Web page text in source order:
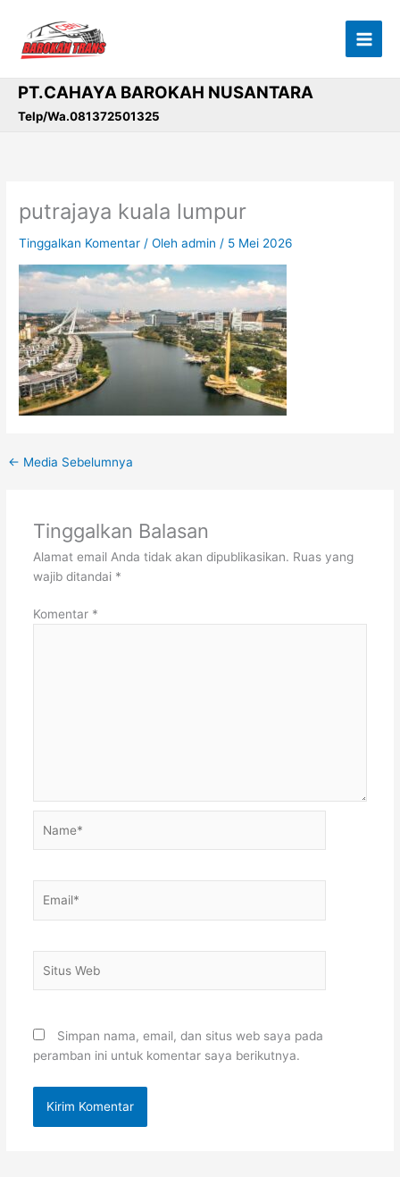
konten
PT.CAHAYA BAROKAH NUSANTARA
Telp/Wa.081372501325
putrajaya kuala lumpur
Tinggalkan Komentar / Olehadmin / 5 Mei 2026
← Media Sebelumnya
Tinggalkan Balasan
Alamat email Anda tidak akan dipublikasikan. Ruas yang
wajib ditandai *
Komentar *
Web
Simpan nama, email, dan situs web saya pada
peramban ini untuk komentar saya berikutnya.